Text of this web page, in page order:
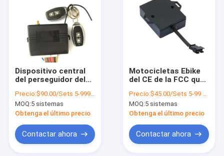
Dispositivo central
del perseguidor del
la alarma para
coches de la
cerradura con el
del combustible
Precio:$90.00/Sets 5-999 Sets
MOQ:5 sistemas
Obtenga el último precio
Contactar ahora
Motocicletas Ebike
del CE de la FCC que
del dispositivo 4G
Wifi GPS con la CPU
industrial
Precio:$45.00/Sets 5-99 Sets
MOQ:5 sistemas
Obtenga el último precio
Contactar ahora